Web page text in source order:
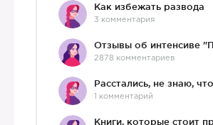
Как избежать развода
3 комментария
2878 комментариев
1 комментарий